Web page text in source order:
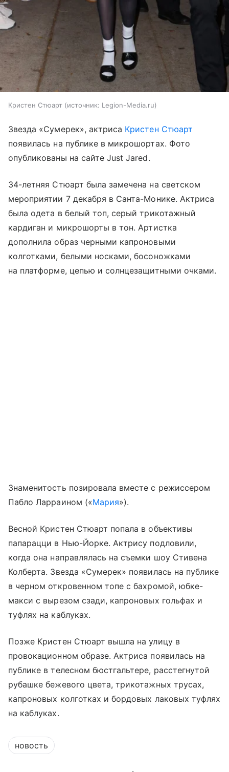
Кристен Стюарт источник: Legion-Media.ru
Звезда «Сумерек», актриса Кристен Стюарт
появилась на публике в микрошортах. Фото
опубликованы на сайте Just Jared.
34-летняя Стюарт была замечена на светском
мероприятии 7 декабря в Санта-Монике. Актриса
была одета в белый топ, серый трикотажный
кардиган и микрошорты в тон. Артистка
дополнила образ черными капроновыми
колготками, белыми носками, босоножками
на платформе, цепью и солнцезащитными очками.
Знаменитость позировала вместе с режиссером
Пабло Ларраином («Мария»).
Весной Кристен Стюарт попала в объективы
папарацци в Нью-Йорке. Актрису подловили,
когда она направлялась на съемки шоу Стивена
Колберта. Звезда «Сумерек» появилась на публике
в черном откровенном топе с бахромой, юбке-
макси с вырезом сзади, капроновых гольфах и
туфлях на каблуках.
Позже Кристен Стюарт вышла на улицу в
провокационном образе. Актриса появилась на
публике в телесном бюстгальтере, расстегнутой
рубашке бежевого цвета, трикотажных трусах,
капроновых колготках и бордовых лаковых туфлях
на каблуках.
новость